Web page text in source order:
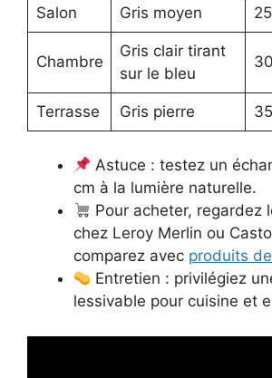
Salon Gris moyen
Chambre
Gris clair tirant
sur le bleu
Terrasse Gris pierre
Astuce : testez un
cm à la lumière naturelle.
Pour acheter, regardez
chez Leroy Merlin ou
comparez avec produits
Entretien : privilégiez
lessivable pour cuisine et